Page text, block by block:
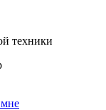
техники